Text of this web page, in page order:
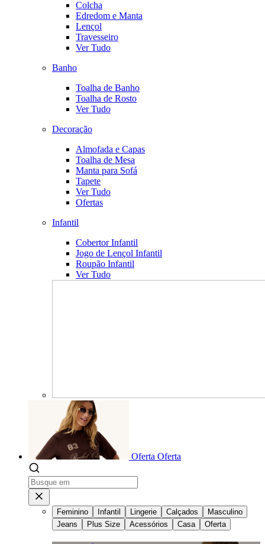
Colcha
Edredom e Manta
Lençol
Travesseiro
Ver Tudo
Banho
Toalha de Banho
Toalha de Rosto
Ver Tudo
Decoração
Almofada e Capas
Toalha de Mesa
Manta para Sofá
Tapete
Ver Tudo
Ofertas
Infantil
Cobertor Infantil
Jogo de Lençol Infantil
Roupão Infantil
Ver Tudo
Oferta Oferta
Feminino Infantil Lingerie Calçados
Masculino
Jeans
Plus Size Acessórios Casa Oferta